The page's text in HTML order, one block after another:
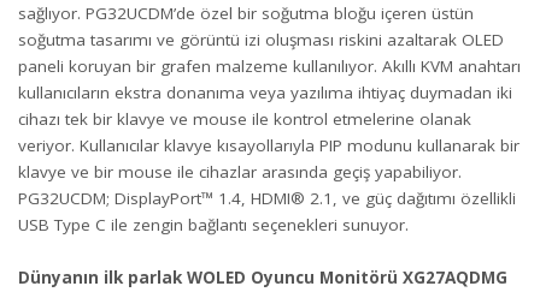
sağlıyor. PG32UCDM’de özel bir soğutma bloğu içeren üstün
soğutma tasarımı ve görüntü izi oluşması riskini azaltarak OLED
paneli koruyan bir grafen malzeme kullanılıyor. Akıllı KVM anahtarı
kullanıcıların ekstra donanıma veya yazılıma ihtiyaç duymadan iki
cihazı tek bir klavye ve mouse ile kontrol etmelerine olanak
veriyor. Kullanıcılar klavye kısayollarıyla PIP modunu kullanarak bir
klavye ve bir mouse ile cihazlar arasında geçiş yapabiliyor.
PG32UCDM; DisplayPort™ 1.4, HDMI® 2.1, ve güç dağıtımı özellikli
USB Type C ile zengin bağlantı seçenekleri sunuyor.
Dünyanın ilk parlak WOLED Oyuncu Monitörü XG27AQDMG